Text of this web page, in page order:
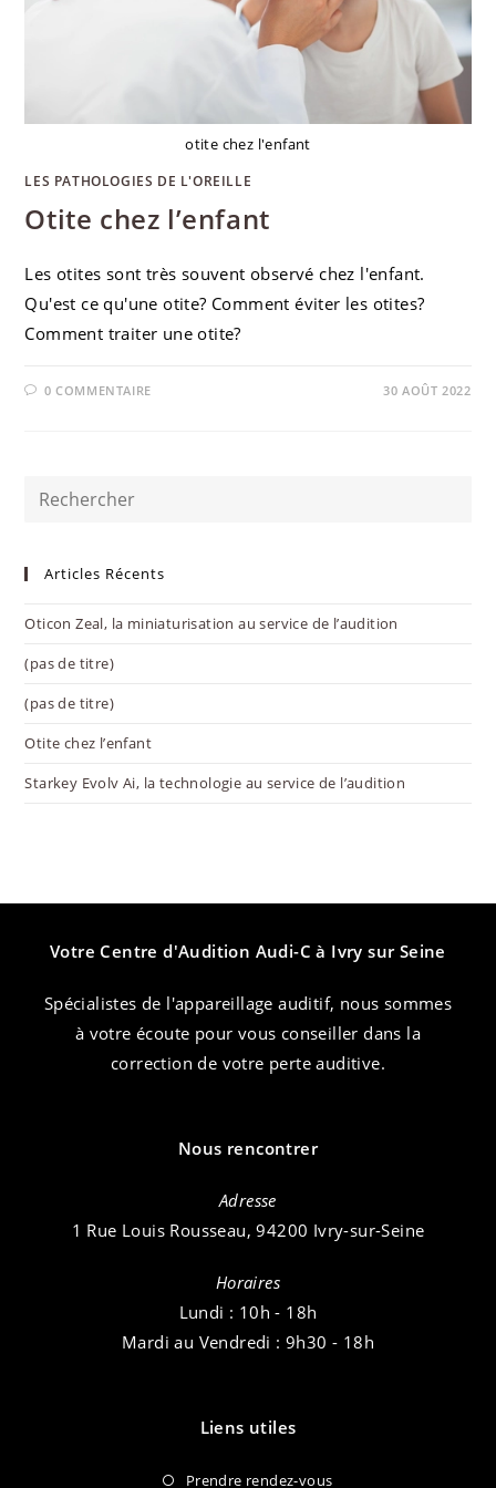
otite chez l'enfant
LES PATHOLOGIES DE L'OREILLE
Otite chez l’enfant
Les otites sont très souvent observé chez l'enfant.
Qu'est ce qu'une otite? Comment éviter les otites?
Comment traiter une otite?
0 COMMENTAIRE 30 AOÛT 2022
Rechercher
siteArticles Récents
Oticon Zeal, la miniaturisation au service de l’audition
(pas de titre)
(pas de titre)
Otite chez l’enfant
Starkey Evolv Ai, la technologie au service de l’audition
Votre Centre d'Audition Audi-C à Ivry sur Seine
Spécialistes de l'appareillage auditif, nous sommes
à votre écoute pour vous conseiller dans la
correction de votre perte auditive.
Nous rencontrer
Adresse
1 Rue Louis Rousseau, 94200 Ivry-sur-Seine
Horaires
Lundi : 10h - 18h
Mardi au Vendredi : 9h30 - 18h
Liens utiles
Prendre rendez-vous